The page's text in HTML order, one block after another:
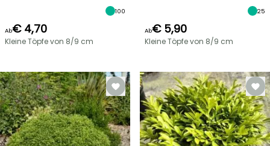
100
Ab€ 4,70
Kleine Töpfe von 8/9 cm
25
Ab€ 5,90
Kleine Töpfe von 8/9 cm